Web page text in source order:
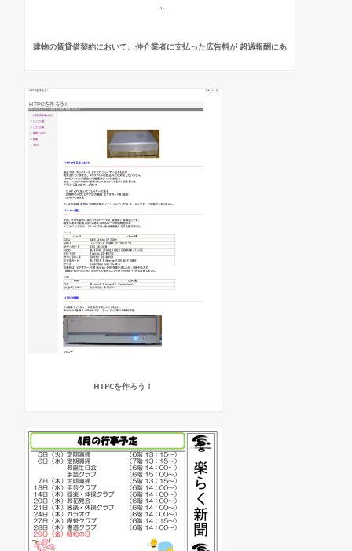
建物の賃貸借契約において、仲介業者に支払った広告料が 超過報酬にあ
HTPCを作ろう！